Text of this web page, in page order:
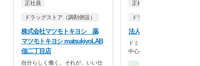
正社員
ドラッグストア（調剤併設）
株式会社マツモトキヨシ 薬
マツモトキヨシ matsukiyoLAB
佃二丁目店
自分らしく働く。それが、いい仕
正社員
ドラッグストア（OTCのみ
法人名非公開
ドミナント戦略による東京
中心の地域密着型店…